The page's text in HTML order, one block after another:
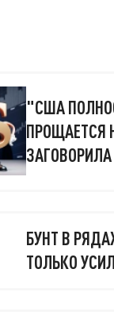
"США
ПРОЩАЕТСЯ
БУНТ В
ТОЛЬКО